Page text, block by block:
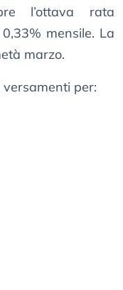
l’ottava rata
mensile. La
marzo.
versamenti per: